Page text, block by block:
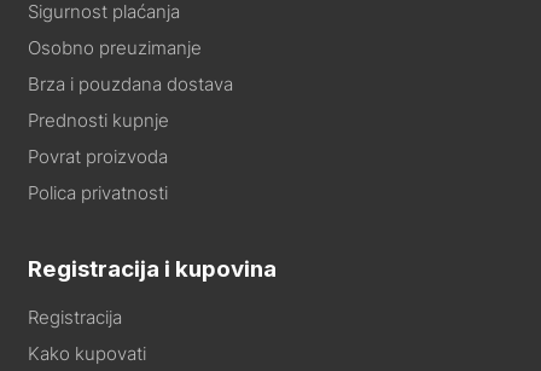
Sigurnost plaćanja
Osobno preuzimanje
Brza i pouzdana dostava
Prednosti kupnje
Povrat proizvoda
Polica privatnosti
Registracija i kupovina
Registracija
Kako kupovati